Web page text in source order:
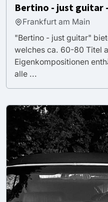
Bertino - just guitar -
Frankfurt am Main
"Bertino - just guitar"
welches ca. 60-80 Titel
Eigenkompositionen
alle ...